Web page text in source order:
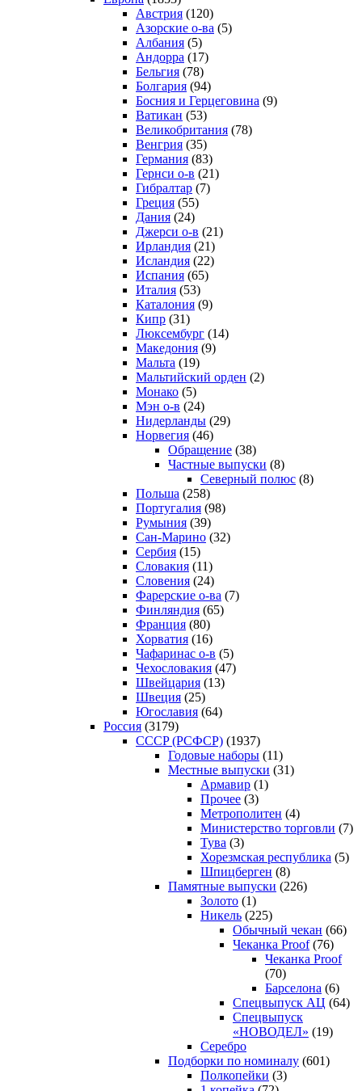
Австрия (120)
Азорские о-ва (5)
Албания (5)
Андорра (17)
Бельгия (78)
Болгария (94)
Босния и Герцеговина (9)
Ватикан (53)
Великобритания (78)
Венгрия (35)
Германия (83)
Гернси о-в (21)
Гибралтар (7)
Греция (55)
Дания (24)
Джерси о-в (21)
Ирландия (21)
Исландия (22)
Испания (65)
Италия (53)
Каталония (9)
Кипр (31)
Люксембург (14)
Македония (9)
Мальта (19)
Мальтийский орден (2)
Монако (5)
Мэн о-в (24)
Нидерланды (29)
Норвегия (46)
Обращение (38)
Частные выпуски (8)
Северный полюс (8)
Польша (258)
Португалия (98)
Румыния (39)
Сан-Марино (32)
Сербия (15)
Словакия (11)
Словения (24)
Фарерские о-ва (7)
Финляндия (65)
Франция (80)
Хорватия (16)
Чафаринас о-в (5)
Чехословакия (47)
Швейцария (13)
Швеция (25)
Югославия (64)
Россия (3179)
CCCP (РСФСР) (1937)
Годовые наборы (11)
Местные выпуски (31)
Армавир (1)
Прочее (3)
Метрополитен (4)
Министерство торговли (7)
Тува (3)
Хорезмская республика (5)
Шпицберген (8)
Памятные выпуски (226)
Золото (1)
Никель (225)
Обычный чекан (66)
Чеканка Proof(76)
Чеканка Proof
(70)
Барселона (6)
Спецвыпуск АЦ (64)
Спецвыпуск
«НОВОДЕЛ» (19)
Серебро
Подборки по номиналу (601)
Полкопейки (3)